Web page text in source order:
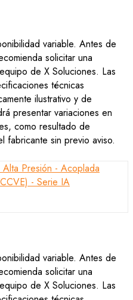
variable. Antes de
solicitar una
de X Soluciones. Las
técnicas
ilustrativo y de
presentar variaciones en
como resultado de
fabricante sin previo aviso.
variable. Antes de
solicitar una
de X Soluciones. Las